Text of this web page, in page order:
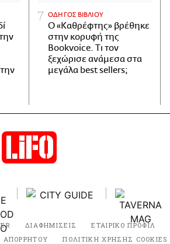
ΟΔΗΓΟΣ ΒΙΒΛΙΟΥ
Ο «Καθρέφτης» βρέθηκε
στην κορυφή της
Bookvoice. Τι τον
ξεχώρισε ανάμεσα στα
μεγάλα best sellers;
ΔΙΑΦΗΜΙΣΕΙΣ ΕΤΑΙΡΙΚΟ ΠΡΟΦΙΛ
ΑΠΟΡΡΗΤΟΥ
ΠΟΛΙΤΙΚΗ ΧΡΗΣΗΣ COOKIES